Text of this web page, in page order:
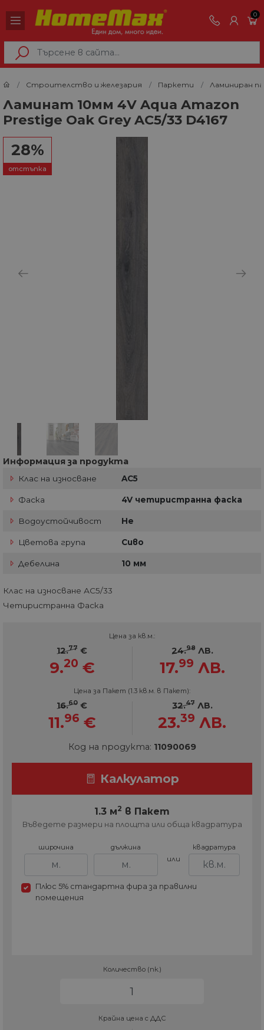
0
Строителство и железария Паркети Ламиниран
Ламинат 10мм 4V Aqua Amazon
Prestige Oak Grey AC5/33 D4167
28%
отстъпка
Информация за продукта
Клас на износване AC5
Фаска 4V четиристранна фаска
Водоустойчивост Не
Цветова група Сиво
Дебелина 10 мм
Клас на износване АС5/33
Четиристранна Фаска
Цена за кв.м.:
12.77 €
9.20 €
24.98 ЛВ.
17.99 ЛВ.
Цена за Пакет (1.3 кв.м. в Пакет):
16.60 €
11.96 €
32.47 ЛВ.
23.39 ЛВ.
Код на продукта: 11090069
Калкулатор
1.3 м2 в Пакет
Въведете размери на площта или обща квадратура
широчина дължина
или
квадратура
Плюс 5% стандартна фира за правилни
помещения
Количество (пк.)
Крайна цена с ДДС